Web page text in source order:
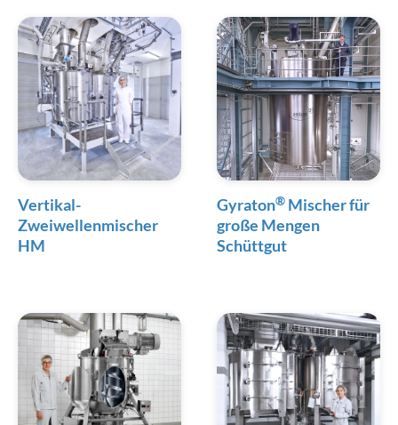
Vertikal-
Zweiwellenmischer
HM
Gyraton® Mischer für
große Mengen
Schüttgut